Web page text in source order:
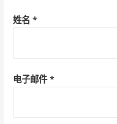
姓名 *
电子邮件*